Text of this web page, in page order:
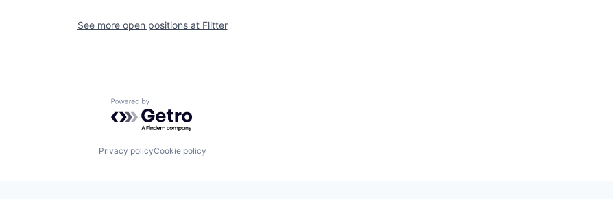
See more open positions at Flitter
Powered by Getro.com
Privacy policyCookie policy